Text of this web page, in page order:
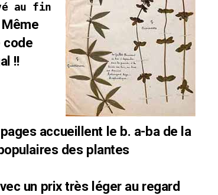
au fin
code
!!
accueillent le b. a-ba de la
des plantes
un prix très léger au regard